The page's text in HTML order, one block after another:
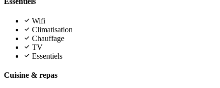
Wifi
Climatisation
Chauffage
TV
Essentiels
Cuisine & repas